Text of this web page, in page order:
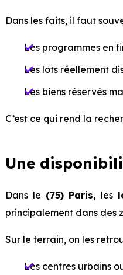
Dans les faits, il faut
Les programmes en
Les lots réellement
Les biens réservés
C’est ce qui rend la
Une
Dans le (75) Paris, les
principalement dans des
Sur le terrain, on les
Les centres urbains